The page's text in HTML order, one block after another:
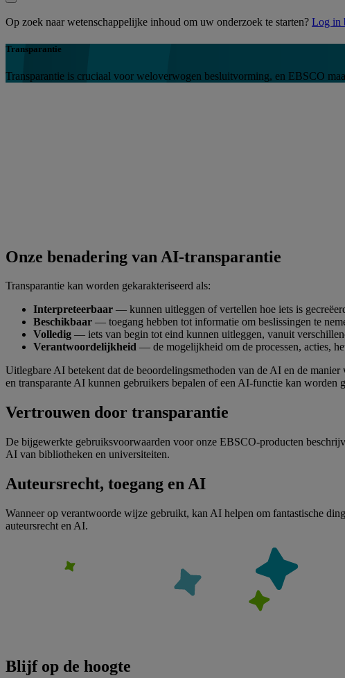
Op zoek naar wetenschappelijke inhoud om uw onderzoek te starten? Log in
Transparantie
Transparantie is cruciaal voor weloverwogen besluitvorming, en EBSCO
Onze benadering van AI-transparantie
Transparantie kan worden gekarakteriseerd als:
Interpreteerbaar — kunnen uitleggen of vertellen hoe iets is
Beschikbaar — toegang hebben tot informatie om beslissingen te
Volledig — iets van begin tot eind kunnen uitleggen, vanuit
Verantwoordelijkheid — de mogelijkheid om de processen, acties,
Uitlegbare AI betekent dat de beoordelingsmethoden van de AI en de
en transparante AI kunnen gebruikers bepalen of een AI-functie kan worden
Vertrouwen door transparantie
De bijgewerkte gebruiksvoorwaarden voor onze EBSCO-producten
AI van bibliotheken en universiteiten.
Auteursrecht, toegang en AI
Wanneer op verantwoorde wijze gebruikt, kan AI helpen om fantastische
auteursrecht en AI.
Blijf op de hoogte